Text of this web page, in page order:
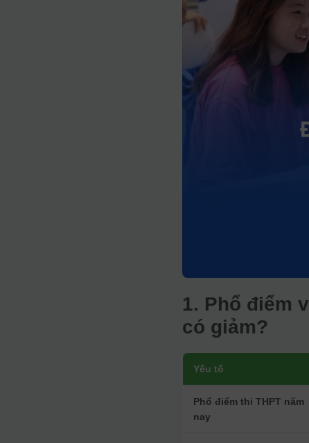
1. Phổ điểm
có giảm?
Yếu tố
Phổ điểm thi THPT năm
nay